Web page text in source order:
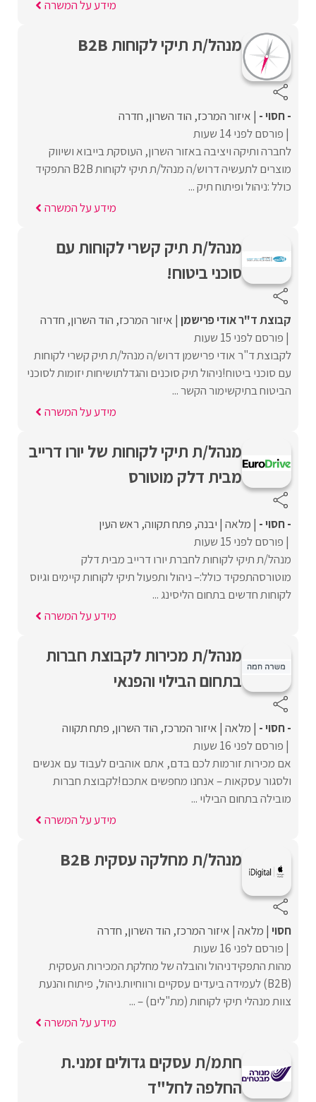
מידע על המשרה
מנהל/ת תיקי לקוחות B2B
- חסוי - איזור המרכז הוד השרון חדרה
פורסם לפני 14 שעות
לחברה ותיקה ויציבה באזור השרון, העוסקת בייבוא ושיווק
מוצרים לתעשיה דרוש/ה מנהל/ת תיקי לקוחות B2B התפקיד
כולל :ניהול ופיתוח תיק ...
מידע על המשרה
מנהל/ת תיק קשרי לקוחות עם
סוכני ביטוח!
קבוצת ד"ר אודי פרישמן איזור המרכז הוד השרון חדרה
פורסם לפני 15 שעות
לקבוצת ד"ר אודי פרישמן דרוש/ה מנהל/ת תיק קשרי לקוחות
עם סוכני ביטוח!ניהול תיק סוכנים והגדלתושיחות יזומות לסוכני
הביטוח בתיקשימור הקשר ...
מידע על המשרה
מנהל/ת תיקי לקוחות של יורו דרייב
מבית דלק מוטורס
- חסוי - מלאה יבנה פתח תקווה ראש העין
פורסם לפני 15 שעות
מנהל/ת תיקי לקוחות לחברת יורו דרייב מבית דלק
מוטורסהתפקיד כולל:– ניהול ותפעול תיקי לקוחות קיימים וגיוס
לקוחות חדשים בתחום הליסינג ...
מידע על המשרה
מנהל/ת מכירות לקבוצת חברות
בתחום הבילוי והפנאי
- חסוי - מלאה איזור המרכז הוד השרון פתח תקווה
פורסם לפני 16 שעות
אם מכירות זורמות לכם בדם, אתם אוהבים לעבוד עם אנשים
ולסגור עסקאות – אנחנו מחפשים אתכם!לקבוצת חברות
מובילה בתחום הבילוי ...
מידע על המשרה
מנהל/ת מחלקה עסקית B2B
חסוי מלאה איזור המרכז הוד השרון חדרה
פורסם לפני 16 שעות
מהות התפקידניהול והובלה של מחלקת המכירות העסקית
(B2B) לעמידה ביעדים עסקיים ורווחיות.ניהול, פיתוח והנעת
צוות מנהלי תיקי לקוחות (מת"לים) – ...
מידע על המשרה
חתמ/ת עסקים גדולים זמני.ת
החלפה לחל"ד